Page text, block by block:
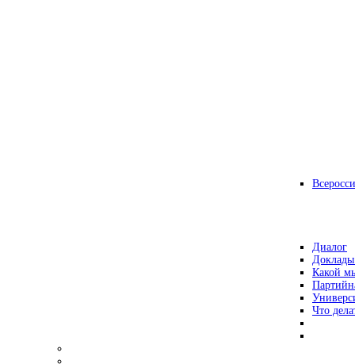
Диалог
Какой
Что